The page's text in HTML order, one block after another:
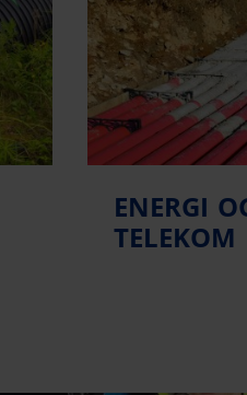
ENERGI
TELEKOM